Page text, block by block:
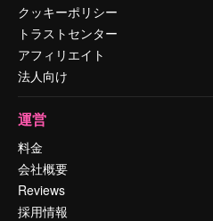
クッキーポリシー
トラストセンター
アフィリエイト
法人向け
運営
料金
会社概要
Reviews
採用情報